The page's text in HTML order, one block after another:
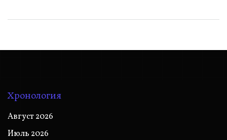
Хронология
Август 2026
Июль 2026